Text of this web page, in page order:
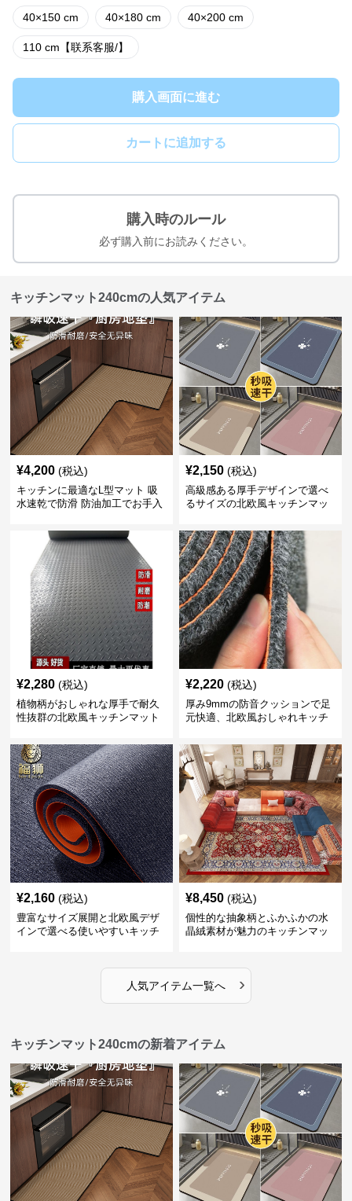
40×150 cm 40×180 cm 40×200 cm
110 cm【联系客服/】
購入画面に進む
カートに追加する
購入時のルール
必ず購入前にお読みください。
キッチンマット240cmの人気アイテム
¥4,200 (税込)
キッチンに最適なL型マット 吸
水速乾で防滑 防油加工でお手入
¥2,150 (税込)
高級感ある厚手デザインで選べ
るサイズの北欧風キッチンマッ
¥2,280 (税込)
植物柄がおしゃれな厚手で耐久
性抜群の北欧風キッチンマット
¥2,220 (税込)
厚み9mmの防音クッションで足
元快適、北欧風おしゃれキッチ
¥2,160 (税込)
豊富なサイズ展開と北欧風デザ
インで選べる使いやすいキッチ
¥8,450 (税込)
個性的な抽象柄とふかふかの水
晶絨素材が魅力のキッチンマッ
人気アイテム一覧へ ›
キッチンマット240cmの新着アイテム